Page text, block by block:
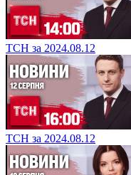
ТСН за 2024.08.12
ТСН за 2024.08.12